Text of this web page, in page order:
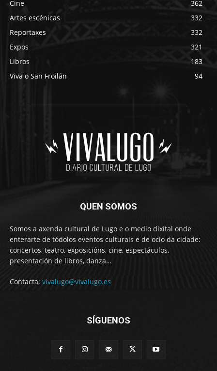
Cine
362
Artes escénicas
332
Reportaxes
332
Expos
321
Libros
183
Viva o San Froilán
94
QUEN SOMOS
Somos a axenda cultural de Lugo e o medio dixital onde
enterarte de tódolos eventos culturais e de ocio da cidade:
concertos, teatro, exposicións, cine, espectáculos,
presentación de libros, danza…
Contacta: vivalugo@vivalugo.es
SÍGUENOS